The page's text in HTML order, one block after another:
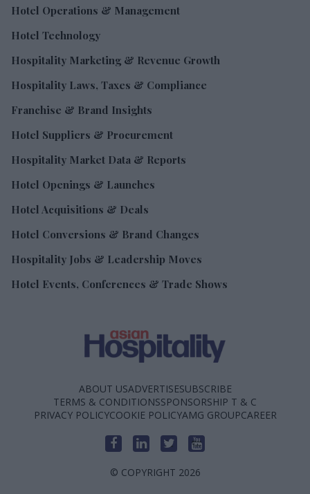
Hotel Operations & Management
Hotel Technology
Hospitality Marketing & Revenue Growth
Hospitality Laws, Taxes & Compliance
Franchise & Brand Insights
Hotel Suppliers & Procurement
Hospitality Market Data & Reports
Hotel Openings & Launches
Hotel Acquisitions & Deals
Hotel Conversions & Brand Changes
Hospitality Jobs & Leadership Moves
Hotel Events, Conferences & Trade Shows
ABOUT USADVERTISESUBSCRIBE
TERMS & CONDITIONSSPONSORSHIP T & C
PRIVACY POLICYCOOKIE POLICYAMG GROUPCAREER
© COPYRIGHT 2026